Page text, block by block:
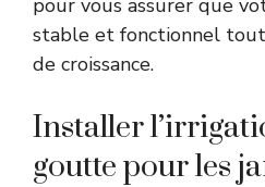
stable et fonctionnel
de croissance.
Installer
goutte pour les